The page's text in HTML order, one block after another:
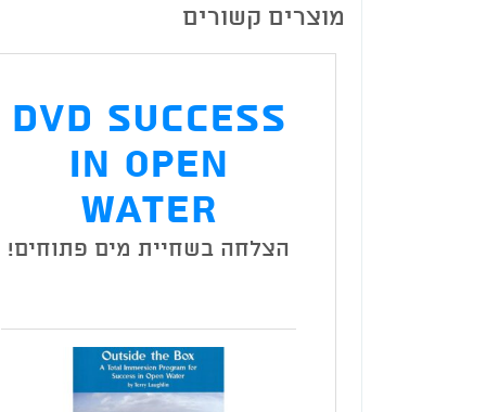
מוצרים קשורים
DVD Success
In Open
Water
הצלחה בשחיית מים פתוחים!